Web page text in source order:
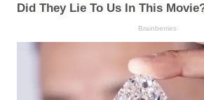
Did They Lie To Us In This
Brainberries